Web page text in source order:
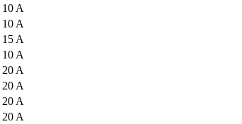
10 A
10 A
15 A
10 A
20 A
20 A
20 A
20 A